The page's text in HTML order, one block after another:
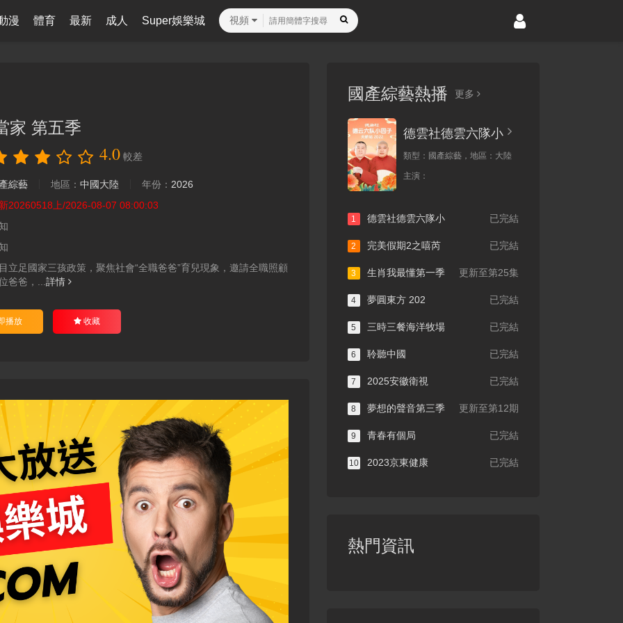
漫 體育 最新 成人 Super娛樂城 視頻
家 第五季
4.0 較差
綜藝 地區： 中國大陸 年份： 2026
20260518上/2026-08-07 08:00:03
立足國家三孩政策，聚焦社會“全職爸爸”育兒現象，邀請全職照顧
爸爸，... 詳情
播放 收藏
國產綜藝熱播 更多
德雲社德雲六隊小
類型： 國產綜藝， 地區： 大陸
主演：
已完結
1 德雲社德雲六隊小
已完結
2 完美假期2之嘻芮
更新至第25集
3 生肖我最懂第一季
已完結
4 夢圓東方 202
已完結
5 三時三餐海洋牧場
已完結
6 聆聽中國
已完結
7 2025安徽衛視
更新至第12期
8 夢想的聲音第三季
已完結
9 青春有個局
已完結
10 2023京東健康
熱門資訊